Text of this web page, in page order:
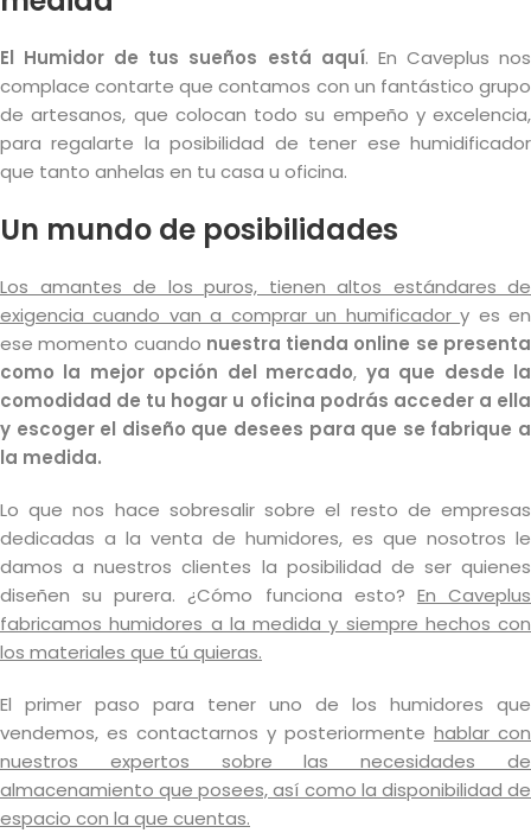
El Humidor de tus sueños está aquí. En Caveplus nos
complace contarte que contamos con un fantástico grupo
de artesanos, que colocan todo su empeño y excelencia,
para regalarte la posibilidad de tener ese humidificador
que tanto anhelas en tu casa u oficina.
Un mundo de posibilidades
Los amantes de los puros, tienen altos estándares de
exigencia cuando van a comprar un humificadory es en
ese momento cuando nuestra tienda online se presenta
como la mejor opción del mercado, ya que desde la
comodidad de tu hogar u oficina podrás acceder a ella
y escoger el diseño que desees para que se fabrique a
la medida.
Lo que nos hace sobresalir sobre el resto de empresas
dedicadas a la venta de humidores, es que nosotros le
damos a nuestros clientes la posibilidad de ser quienes
diseñen su purera. ¿Cómo funciona esto? En Caveplus
fabricamos humidores a la medida y siempre hechos con
los materiales que tú quieras.
El primer paso para tener uno de los humidores que
vendemos, es contactarnos y posteriormente hablar con
nuestros expertos sobre las necesidades de
almacenamiento que posees, así como la disponibilidad de
espacio con la que cuentas.